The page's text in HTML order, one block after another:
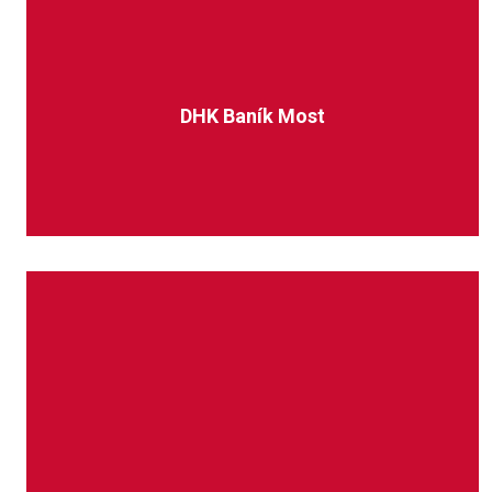
DHK Baník Most